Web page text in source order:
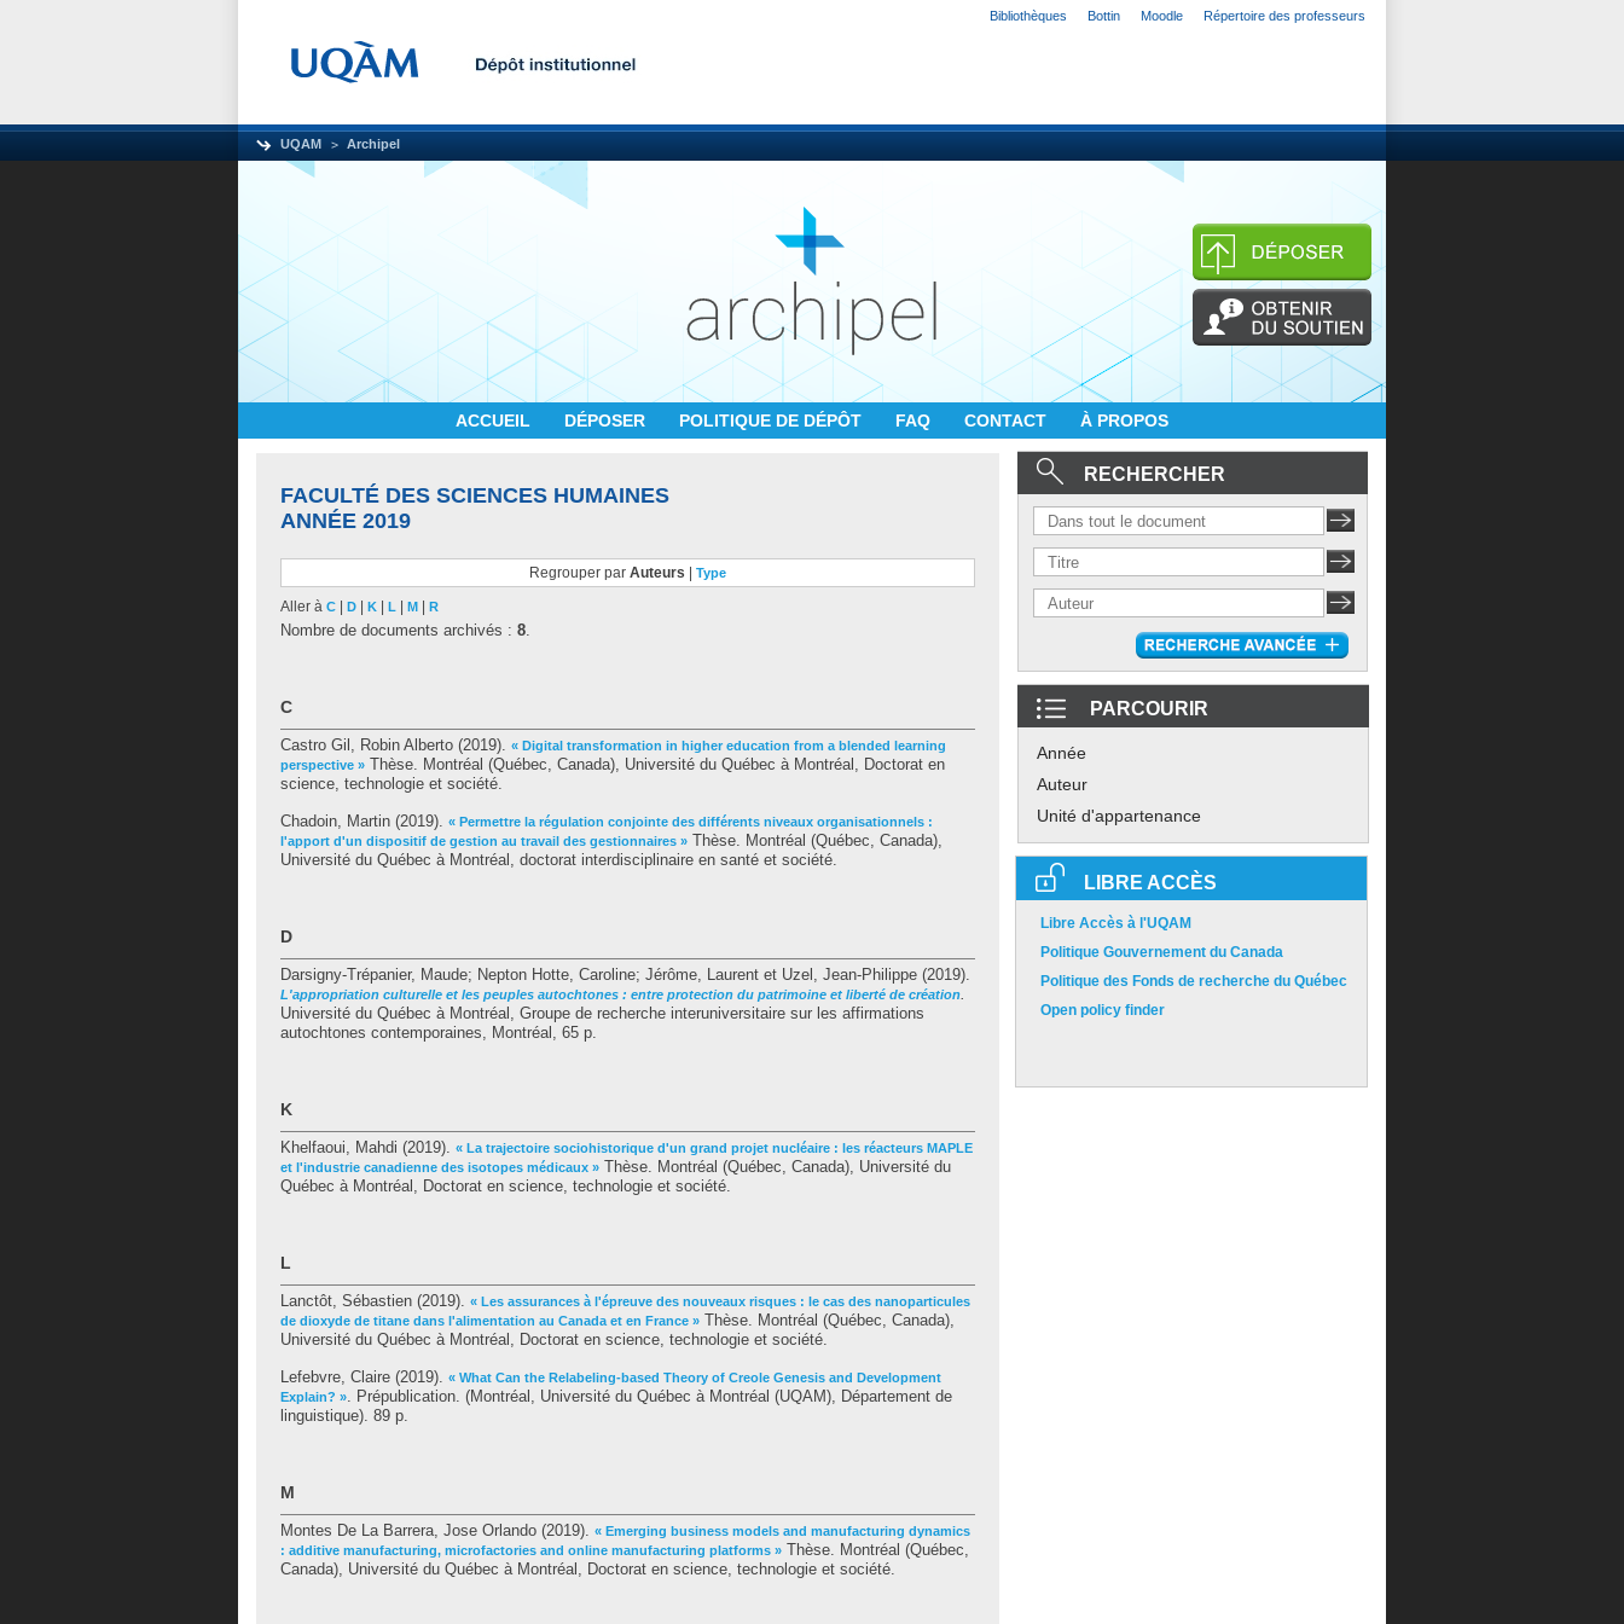
Bibliothèques Bottin Moodle Répertoire des professeurs
UQAM Archipel
ACCUEIL DÉPOSER POLITIQUE DE DÉPÔT FAQ CONTACT À PROPOS
FACULTÉ DES SCIENCES HUMAINES
ANNÉE 2019
Regrouper par Auteurs Type
Aller à C D K L M R
Nombre de documents archivés : 8.
C
Castro Gil, Robin Alberto (2019). « Digital transformation in higher education from a blended learning
perspective » Thèse. Montréal (Québec, Canada), Université du Québec à Montréal, Doctorat en
science, technologie et société.
Chadoin, Martin (2019). « Permettre la régulation conjointe des différents niveaux organisationnels :
l'apport d'un dispositif de gestion au travail des gestionnaires » Thèse. Montréal (Québec, Canada),
Université du Québec à Montréal, doctorat interdisciplinaire en santé et société.
D
Darsigny-Trépanier, Maude; Nepton Hotte, Caroline; Jérôme, Laurent et Uzel, Jean-Philippe (2019).
L'appropriation culturelle et les peuples autochtones : entre protection du patrimoine et liberté de création.
Université du Québec à Montréal, Groupe de recherche interuniversitaire sur les affirmations
autochtones contemporaines, Montréal, 65 p.
K
Khelfaoui, Mahdi (2019). « La trajectoire sociohistorique d'un grand projet nucléaire : les réacteurs MAPLE
et l'industrie canadienne des isotopes médicaux » Thèse. Montréal (Québec, Canada), Université du
Québec à Montréal, Doctorat en science, technologie et société.
L
Lanctôt, Sébastien (2019). « Les assurances à l'épreuve des nouveaux risques : le cas des nanoparticules
de dioxyde de titane dans l'alimentation au Canada et en France » Thèse. Montréal (Québec, Canada),
Université du Québec à Montréal, Doctorat en science, technologie et société.
Lefebvre, Claire (2019). « What Can the Relabeling-based Theory of Creole Genesis and Development
Explain? ». Prépublication. (Montréal, Université du Québec à Montréal (UQAM), Département de
linguistique). 89 p.
M
Montes De La Barrera, Jose Orlando (2019). « Emerging business models and manufacturing dynamics
: additive manufacturing, microfactories and online manufacturing platforms » Thèse. Montréal (Québec,
Canada), Université du Québec à Montréal, Doctorat en science, technologie et société.
RECHERCHER
PARCOURIR
Année
Auteur
Unité d'appartenance
LIBRE ACCÈS
Libre Accès à l'UQAM
Politique Gouvernement du Canada
Politique des Fonds de recherche du Québec
Open policy finder